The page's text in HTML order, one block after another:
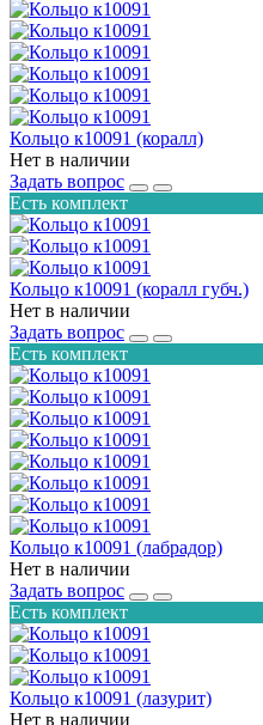
Кольцо к10091 (коралл)
Нет в наличии
Задать вопрос
Есть комплект
Кольцо к10091 (коралл губч.)
Нет в наличии
Задать вопрос
Есть комплект
Кольцо к10091 (лабрадор)
Нет в наличии
Задать вопрос
Есть комплект
Кольцо к10091 (лазурит)
Нет в наличии